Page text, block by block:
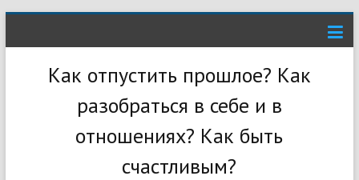
Как отпустить прошлое? Как
разобраться в себе и в
отношениях? Как быть
счастливым?